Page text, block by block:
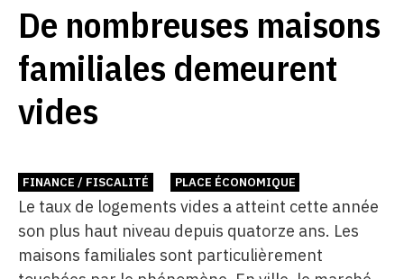
De nombreuses maisons
familiales demeurent
vides
FINANCE / FISCALITÉ PLACE ÉCONOMIQUE
Le taux de logements vides a atteint cette année
son plus haut niveau depuis quatorze ans. Les
maisons familiales sont particulièrement